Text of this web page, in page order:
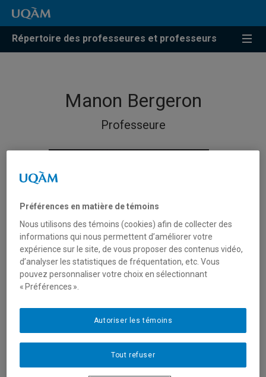
Répertoire des professeures et professeurs
Manon Bergeron
Professeure
Préférences en matière de témoins
Nous utilisons des témoins (cookies) afin de collecter des
informations qui nous permettent d’améliorer votre
expérience sur le site, de vous proposer des contenus vidéo,
d’analyser les statistiques de fréquentation, etc. Vous
pouvez personnaliser votre choix en sélectionnant
« Préférences ».
Tout refuser
Autoriser les témoins